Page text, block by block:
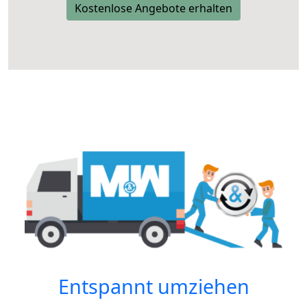
Kostenlose Angebote erhalten
Entspannt umziehen